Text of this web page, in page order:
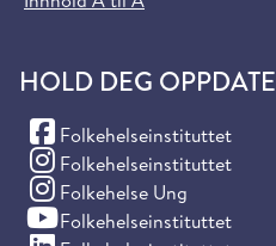
HOLD DEG
Folkehelseinstituttet
(Facebook)
Folkehelseinstituttet
(Instagram)
Folkehelse Ung
(Instagram)
Folkehelseinstituttet
(YouTube)